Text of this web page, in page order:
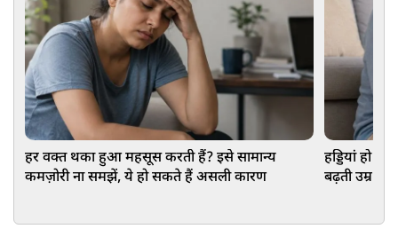
हर वक्त थका हुआ महसूस करती हैं? इसे सामान्य
कमज़ोरी ना समझें, ये हो सकते हैं असली कारण
हड्डियां हो
बढ़ती उम्र के